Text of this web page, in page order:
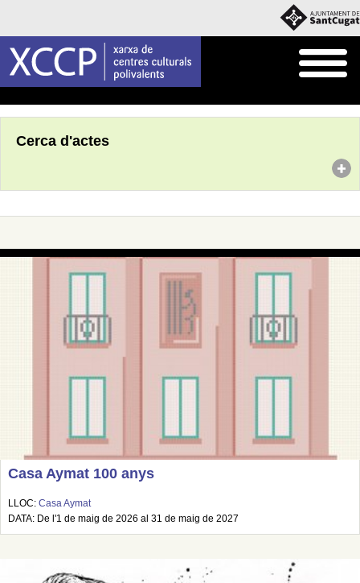
Cerca d'actes
Casa Aymat 100 anys
LLOC: Casa Aymat
DATA: De l'1 de maig de 2026 al 31 de maig de 2027